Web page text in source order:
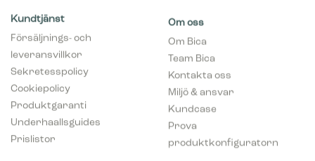
Kundtjänst
Försäljnings- och
leveransvillkor
Sekretesspolicy
Cookiepolicy
Produktgaranti
Underhaallsguides
Prislistor
Om oss
Om Bica
Team Bica
Kontakta oss
Miljö & ansvar
Kundcase
Prova
produktkonfiguratorn